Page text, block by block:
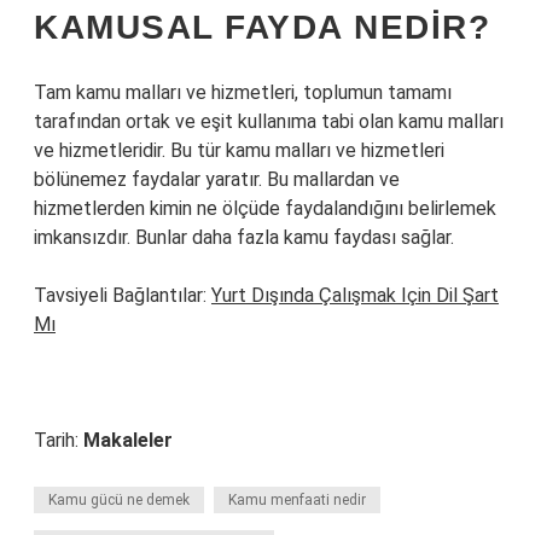
KAMUSAL FAYDA NEDIR?
Tam kamu malları ve hizmetleri, toplumun tamamı
tarafından ortak ve eşit kullanıma tabi olan kamu malları
ve hizmetleridir. Bu tür kamu malları ve hizmetleri
bölünemez faydalar yaratır. Bu mallardan ve
hizmetlerden kimin ne ölçüde faydalandığını belirlemek
imkansızdır. Bunlar daha fazla kamu faydası sağlar.
Tavsiyeli Bağlantılar: Yurt Dışında Çalışmak Için Dil Şart
Mı
Tarih: Makaleler
Kamu gücü ne demek Kamu menfaati nedir